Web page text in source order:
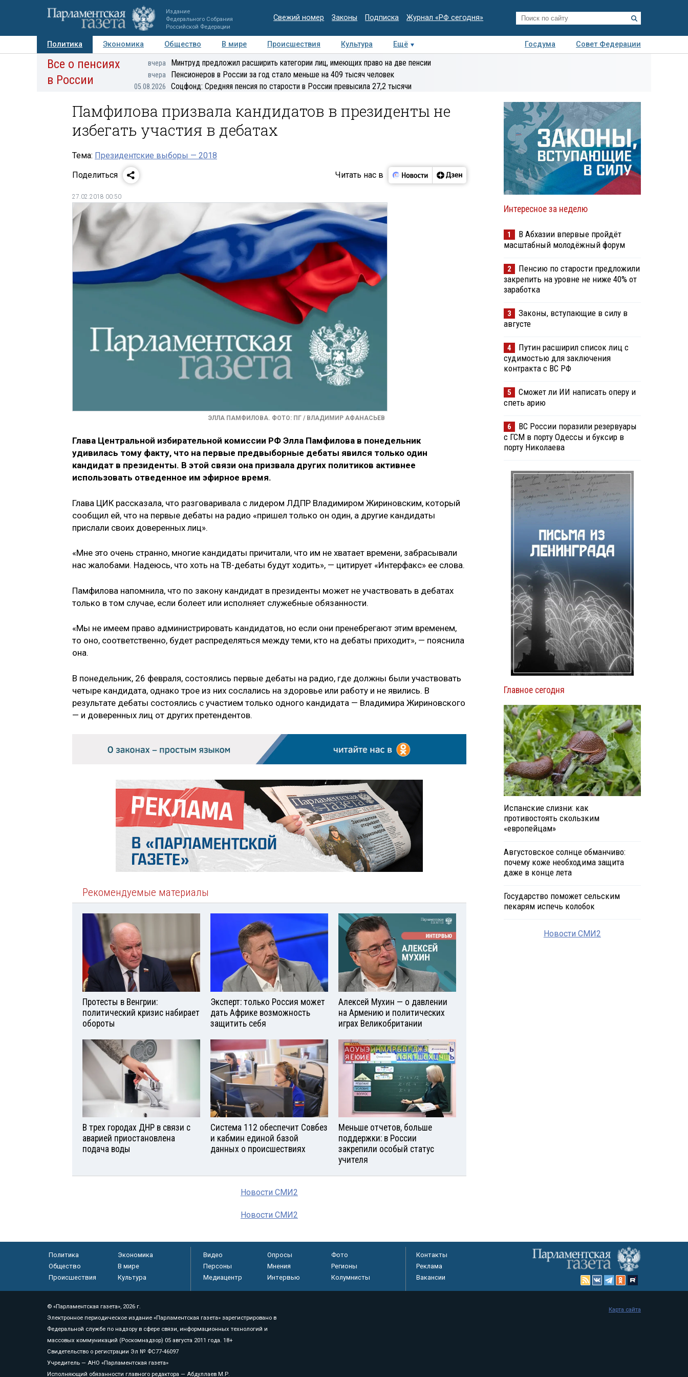
Издание
Федерального Собрания
Российской Федерации
Свежий номер Законы Подписка Журнал «РФ сегодня»
Политика Экономика Общество В мире Происшествия Культура Ещё Госдума
Совет Федерации
Авторы Персоны Мнения Регионы Медиацентр Интервью Колумнисты
Деловая
Все о пенсиях
в России
вчера Минтруд предложил расширить категории лиц, имеющих право на две пенсии
вчера Пенсионеров в России за год стало меньше на 409 тысяч человек
05.08.2026 Соцфонд: Средняя пенсия по старости в России превысила 27,2 тысячи
Памфилова призвала кандидатов в президенты не
избегать участия в дебатах
Тема: Президентские выборы — 2018
Поделиться
Читать нас в
27.02.2018 00:50
ЭЛЛА ПАМФИЛОВА. ФОТО: ПГ / ВЛАДИМИР АФАНАСЬЕВ
Глава Центральной избирательной комиссии РФ Элла Памфилова в понедельник
удивилась тому факту, что на первые предвыборные дебаты явился только один
кандидат в президенты. В этой связи она призвала других политиков активнее
использовать отведенное им эфирное время.
Глава ЦИК рассказала, что разговаривала с лидером ЛДПР Владимиром Жириновским, который
сообщил ей, что на первые дебаты на радио «пришел только он один, а другие кандидаты
прислали своих доверенных лиц».
«Мне это очень странно, многие кандидаты причитали, что им не хватает времени, забрасывали
нас жалобами. Надеюсь, что хоть на ТВ-дебаты будут ходить», — цитирует «Интерфакс» ее слова.
Памфилова напомнила, что по закону кандидат в президенты может не участвовать в дебатах
только в том случае, если болеет или исполняет служебные обязанности.
«Мы не имеем право администрировать кандидатов, но если они пренебрегают этим временем,
то оно, соответственно, будет распределяться между теми, кто на дебаты приходит», — пояснила
она.
В понедельник, 26 февраля, состоялись первые дебаты на радио, где должны были участвовать
четыре кандидата, однако трое из них сослались на здоровье или работу и не явились. В
результате дебаты состоялись с участием только одного кандидата — Владимира Жириновского
— и доверенных лиц от других претендентов.
Рекомендуемые материалы
Протесты в Венгрии:
политический кризис набирает
обороты
Эксперт: только Россия может
дать Африке возможность
защитить себя
Алексей Мухин — о давлении
на Армению и политических
играх Великобритании
В трех городах ДНР в связи с
аварией приостановлена
подача воды
Система 112 обеспечит Совбез
и кабмин единой базой
данных о происшествиях
Меньше отчетов, больше
поддержки: в России
закрепили особый статус
учителя
Новости СМИ2
Новости СМИ2
Интересное за неделю
1
В Абхазии впервые пройдёт
масштабный молодёжный форум
2
Пенсию по старости предложили
закрепить на уровне не ниже 40% от
заработка
3
Законы, вступающие в силу в
августе
4
Путин расширил список лиц с
судимостью для заключения
контракта с ВС РФ
5
Сможет ли ИИ написать оперу и
спеть арию
6
ВС России поразили резервуары
с ГСМ в порту Одессы и буксир в
порту Николаева
Главное сегодня
Испанские слизни: как
противостоять скользким
«европейцам»
Августовское солнце обманчиво:
почему коже необходима защита
даже в конце лета
Государство поможет сельским
пекарям испечь колобок
Новости СМИ2
Политика
Экономика
Общество
В мире
Происшествия
Культура
Видео Опросы
Фото
Персоны
Мнения
Регионы
Медиацентр
Интервью Колумнисты
Контакты
Реклама
Вакансии
© «Парламентская газета», 2026 г.
Электронное периодическое издание «Парламентская газета» зарегистрировано в
Федеральной службе по надзору в сфере связи, информационных технологий и
массовых коммуникаций (Роскомнадзор) 05 августа 2011 года. 18+
Свидетельство о регистрации Эл № ФС77-46097
Учредитель — АНО «Парламентская газета»
Исполняющий обязанности главного редактора — Абдуллаев М.Р.
Карта сайта